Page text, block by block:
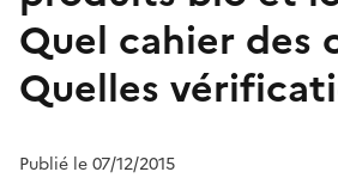
Quel cahier des
Quelles
Publié le 07/12/2015